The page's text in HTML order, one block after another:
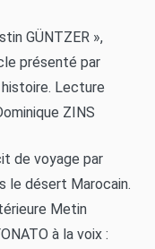
GÜNTZER »,
présenté par
histoire. Lecture
ZINS
de voyage par
le désert Marocain.
Metin
à la voix :